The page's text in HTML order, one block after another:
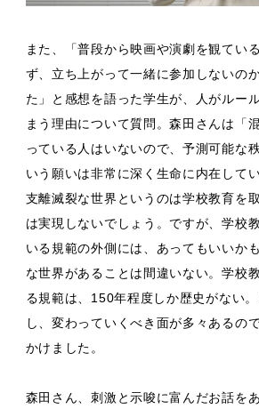
また、「普段から映画や演劇を観てい
ず、立ち上がって一緒に参加しないの
た」と感想を語った学生が、人がルー
まう理由について質問。森田さんは「
っている人はいないので、予測可能な
いう願いは非常に深く生命に内在して
支離滅裂な世界というのは学校教育を
は実現しないでしょう。ですが、学校
いる規範の外側には、あってもいいか
な世界があることは間違いない。学校
る規範は、150年程度しか歴史がない
し、変わっていくべき面が多々あるの
かけました。
森田さん、刺激と示唆に富んだお話を